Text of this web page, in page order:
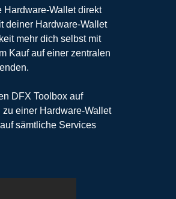
Hardware-Wallet direkt
deiner Hardware-Wallet
mehr dich selbst mit
Kauf auf einer zentralen
DFX Toolbox auf
einer Hardware-Wallet
sämtliche Services